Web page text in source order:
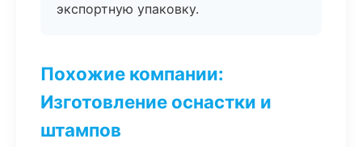
экспортную упаковку.
Похожие компании:
Изготовление оснастки и
штампов